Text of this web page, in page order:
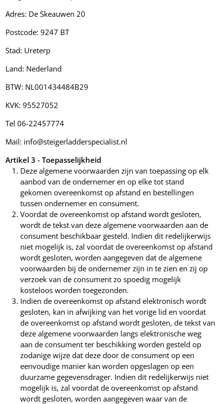
Adres: De Skeauwen 20
Postcode: 9247 BT
Stad: Ureterp
Land: Nederland
BTW: NL001434484B29
KVK: 95527052
Tel 06-22457774
Mail: info@steigerladderspecialist.nl
Artikel 3 - Toepasselijkheid
Deze algemene voorwaarden zijn van toepassing op elk
aanbod van de ondernemer en op elke tot stand
gekomen overeenkomst op afstand en bestellingen
tussen ondernemer en consument.
Voordat de overeenkomst op afstand wordt gesloten,
wordt de tekst van deze algemene voorwaarden aan de
consument beschikbaar gesteld. Indien dit redelijkerwijs
niet mogelijk is, zal voordat de overeenkomst op afstand
wordt gesloten, worden aangegeven dat de algemene
voorwaarden bij de ondernemer zijn in te zien en zij op
verzoek van de consument zo spoedig mogelijk
kosteloos worden toegezonden.
Indien de overeenkomst op afstand elektronisch wordt
gesloten, kan in afwijking van het vorige lid en voordat
de overeenkomst op afstand wordt gesloten, de tekst van
deze algemene voorwaarden langs elektronische weg
aan de consument ter beschikking worden gesteld op
zodanige wijze dat deze door de consument op een
eenvoudige manier kan worden opgeslagen op een
duurzame gegevensdrager. Indien dit redelijkerwijs niet
mogelijk is, zal voordat de overeenkomst op afstand
wordt gesloten, worden aangegeven waar van de